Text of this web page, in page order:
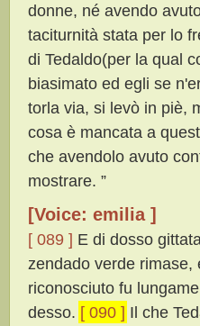
donne, né avendo
taciturnità stata per lo
di Tedaldo(per la qual
biasimato ed egli se
torla via, si levò in piè,
cosa è mancata a
che avendolo avuto
mostrare. ”
[Voice: emilia ]
[ 089 ] E di dosso
zendado verde
riconosciuto fu
desso. [ 090 ] Il che